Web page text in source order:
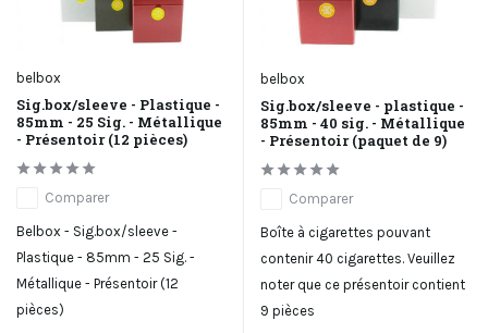
belbox
Sig.box/sleeve - Plastique -
85mm - 25 Sig. - Métallique
- Présentoir (12 pièces)
Comparer
Belbox - Sig.box/sleeve -
Plastique - 85mm - 25 Sig. -
Métallique - Présentoir (12
pièces)
belbox
Sig.box/sleeve - plastique -
85mm - 40 sig. - Métallique
- Présentoir (paquet de 9)
Comparer
Boîte à cigarettes pouvant
contenir 40 cigarettes. Veuillez
noter que ce présentoir contient
9 pièces